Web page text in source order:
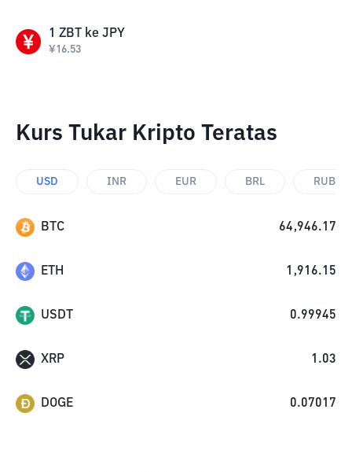
1 ZBT ke JPY
¥16.53
Kurs Tukar Kripto Teratas
USD INR EUR BRL RUB
BTC 64,946.17
ETH 1,916.15
USDT 0.99945
XRP 1.03
DOGE 0.07017